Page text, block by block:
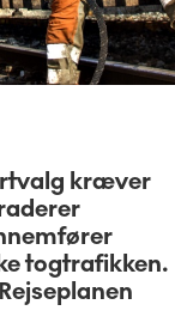
kræver
togtrafikken.